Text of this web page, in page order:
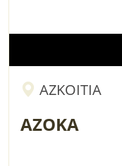
AZKOITIA
AZOKA